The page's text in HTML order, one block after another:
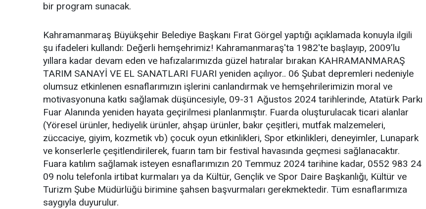
bir program sunacak.
Kahramanmaraş Büyükşehir Belediye Başkanı Fırat Görgel yaptığı açıklamada konuyla ilgili
şu ifadeleri kullandı: Değerli hemşehrimiz! Kahramanmaraş'ta 1982'te başlayıp, 2009’lu
yıllara kadar devam eden ve hafızalarımızda güzel hatıralar bırakan KAHRAMANMARAŞ
TARIM SANAYİ VE EL SANATLARI FUARI yeniden açılıyor.. 06 Şubat depremleri nedeniyle
olumsuz etkinlenen esnaflarımızın işlerini canlandırmak ve hemşehrilerimizin moral ve
motivasyonuna katkı sağlamak düşüncesiyle, 09-31 Ağustos 2024 tarihlerinde, Atatürk Parkı
Fuar Alanında yeniden hayata geçirilmesi planlanmıştır. Fuarda oluşturulacak ticari alanlar
(Yöresel ürünler, hediyelik ürünler, ahşap ürünler, bakır çeşitleri, mutfak malzemeleri,
züccaciye, giyim, kozmetik vb) çocuk oyun etkinlikleri, Spor etkinlikleri, deneyimler, Lunapark
ve konserlerle çeşitlendirilerek, fuarın tam bir festival havasında geçmesi sağlanacaktır.
Fuara katılım sağlamak isteyen esnaflarımızın 20 Temmuz 2024 tarihine kadar, 0552 983 24
09 nolu telefonla irtibat kurmaları ya da Kültür, Gençlik ve Spor Daire Başkanlığı, Kültür ve
Turizm Şube Müdürlüğü birimine şahsen başvurmaları gerekmektedir. Tüm esnaflarımıza
saygıyla duyurulur.